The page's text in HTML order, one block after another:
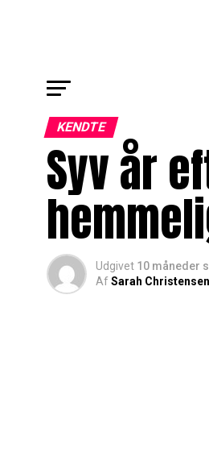
KENDTE
Syv år
Udgivet 10 måneder
AfSarah Christensen